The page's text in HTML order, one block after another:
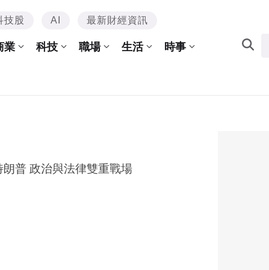
技股 AI 最新財經資訊
業 科技 職場 生活 時事
普 政治與法律雙重戰場